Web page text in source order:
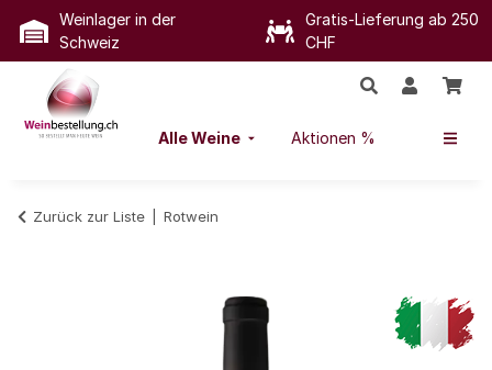
Weinlager in der
Schweiz
Gratis-Lieferung ab 250
CHF
Alle Weine Aktionen %
Zurück zur Liste Rotwein